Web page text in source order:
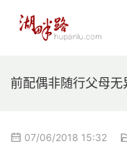
前配偶非随行父母无
07/06/2018 15:32